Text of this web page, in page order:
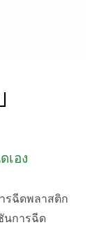
อง
รฉีดพลาสติก
นการฉีด